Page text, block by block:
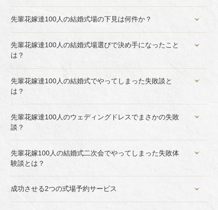
先輩花嫁達100人の結婚式場の下見は何件か？
先輩花嫁達100人の結婚式場選びで決め手になったこと
は？
先輩花嫁達100人の結婚式でやってしまった失敗談と
は？
先輩花嫁達100人のウェディングドレスでまさかの失敗
談？
先輩花嫁100人の結婚式二次会でやってしまった失敗体
験談とは？
成功させる2つの式場予約サービス